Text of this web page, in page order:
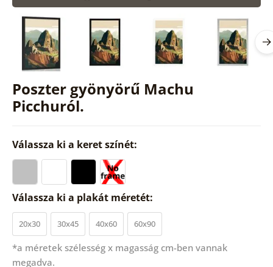
Poszter gyönyörű Machu
Picchuról.
Válassza ki a keret színét:
Válassza ki a plakát méretét:
20x30 30x45 40x60 60x90
*a méretek szélesség x magasság cm-ben vannak
megadva.